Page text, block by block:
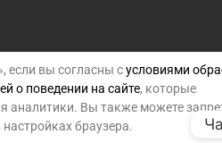
если вы согласны сусловиями
о поведении на сайте, которые
аналитики. Вы также можете
браузера.